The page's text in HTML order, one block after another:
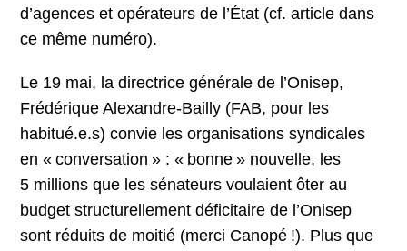
d’agences et opérateurs de l’État (cf. article dans
ce même numéro).
Le 19 mai, la directrice générale de l’Onisep,
Frédérique Alexandre-Bailly (FAB, pour les
habitué.e.s) convie les organisations syndicales
en « conversation » : « bonne » nouvelle, les
5 millions que les sénateurs voulaient ôter au
budget structurellement déficitaire de l’Onisep
sont réduits de moitié (merci Canopé !). Plus que